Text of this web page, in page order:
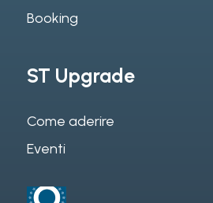
Booking
ST Upgrade
Come aderire
Eventi